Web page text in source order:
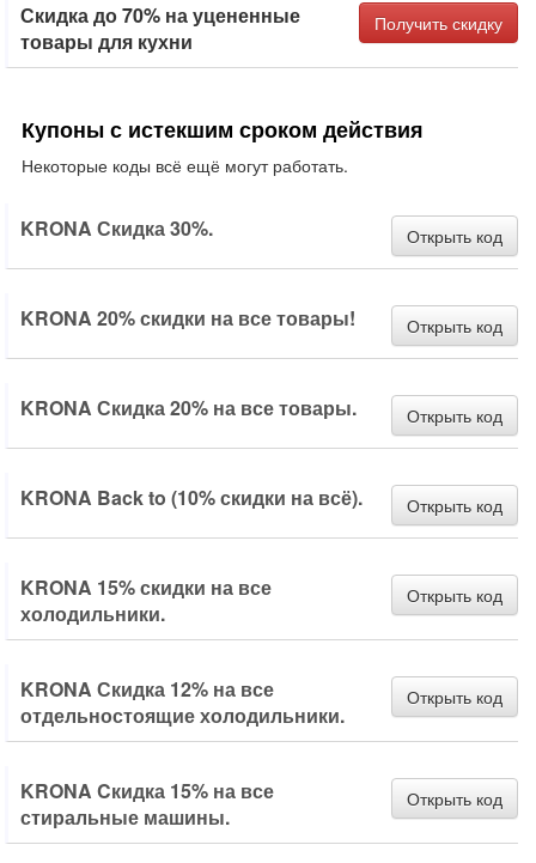
Скидка до 70% на уцененные
товары для кухни
Получить скидку
Купоны с истекшим сроком действия
Некоторые коды всё ещё могут работать.
KRONA Скидка 30%. Открыть код
KRONA 20% скидки на все товары! Открыть код
KRONA Скидка 20% на все товары. Открыть код
KRONA Back to (10% скидки на всё). Открыть код
KRONA 15% скидки на все
холодильники.
Открыть код
KRONA Скидка 12% на все
отдельностоящие холодильники.
Открыть код
KRONA Cкидка 15% на все
стиральные машины.
Открыть код